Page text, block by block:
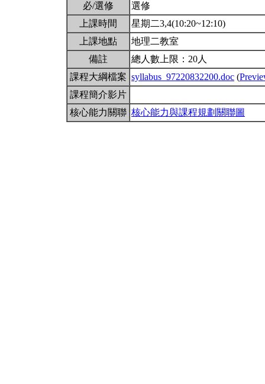
必/選修
選修
上課時間
星期二3,4(10:20~12:10)
上課地點
地理二教室
備註
總人數上限：20人
課程大綱檔案 syllabus_97220832200.doc (
課程簡介影片
核心能力關聯 核心能力與課程規劃關聯圖